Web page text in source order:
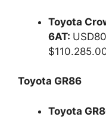
Toyota
6AT:
Toyota GR86
Toyota